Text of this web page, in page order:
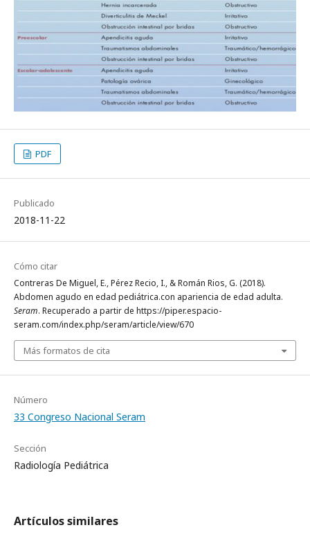
PDF
Publicado
2018-11-22
Cómo citar
Contreras De Miguel, E., Pérez Recio, I., & Román Rios, G. (2018).
Abdomen agudo en edad pediátrica.con apariencia de edad adulta.
Seram. Recuperado a partir de https://piper.espacio-
seram.com/index.php/seram/article/view/670
Más formatos de cita
Número
33 Congreso Nacional Seram
Sección
Radiología Pediátrica
Artículos similares